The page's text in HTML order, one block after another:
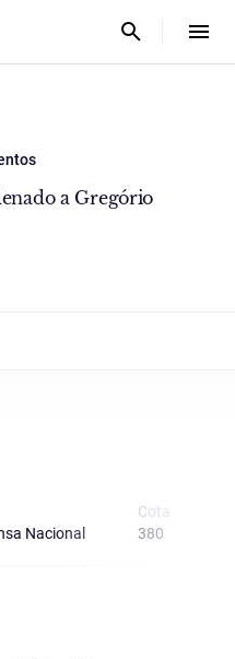
a Gregório
Nacional
Cota
380